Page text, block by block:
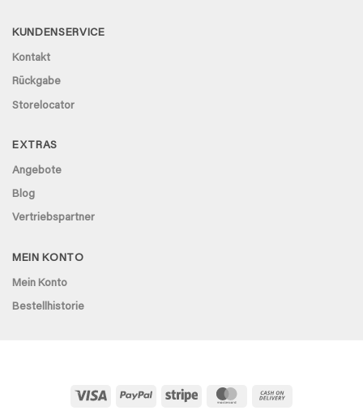
KUNDENSERVICE
Kontakt
Rückgabe
Storelocator
EXTRAS
Angebote
Blog
Vertriebspartner
MEIN KONTO
Mein Konto
Bestellhistorie
Visa PayPal Stripe MasterCard